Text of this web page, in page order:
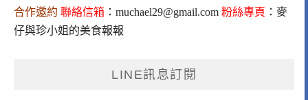
合作邀約 聯絡信箱 ： muchael29@gmail.com 粉絲專頁 ： 麥
仔與珍小姐的美食報報
LINE訊息訂閱